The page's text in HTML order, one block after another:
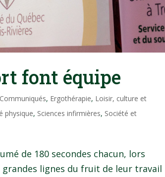
font équipe
Communiqués, Ergothérapie, Loisir, culture et
physique, Sciences infirmières, Société et
de 180 secondes chacun, lors
lignes du fruit de leur travail